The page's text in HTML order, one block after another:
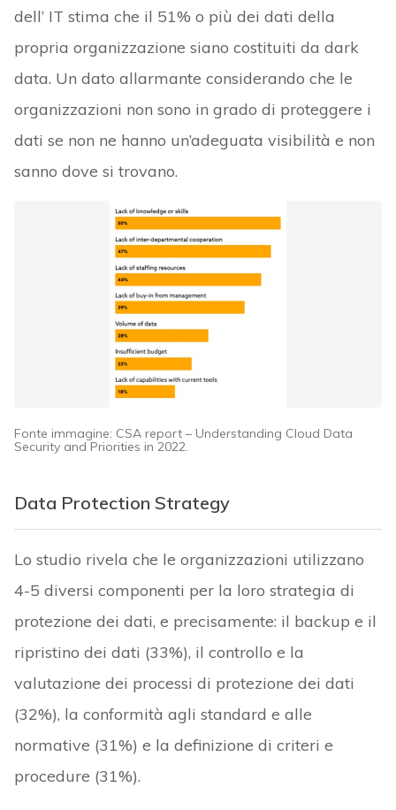
dell’ IT stima che il 51% o più dei dati della
propria organizzazione siano costituiti da dark
data. Un dato allarmante considerando che le
organizzazioni non sono in grado di proteggere i
dati se non ne hanno un’adeguata visibilità e non
sanno dove si trovano.
Fonte immagine: CSA report – Understanding Cloud Data
Security and Priorities in 2022.
Data Protection Strategy
Lo studio rivela che le organizzazioni utilizzano
4-5 diversi componenti per la loro strategia di
protezione dei dati, e precisamente: il backup e il
ripristino dei dati (33%), il controllo e la
valutazione dei processi di protezione dei dati
(32%), la conformità agli standard e alle
normative (31%) e la definizione di criteri e
procedure (31%).